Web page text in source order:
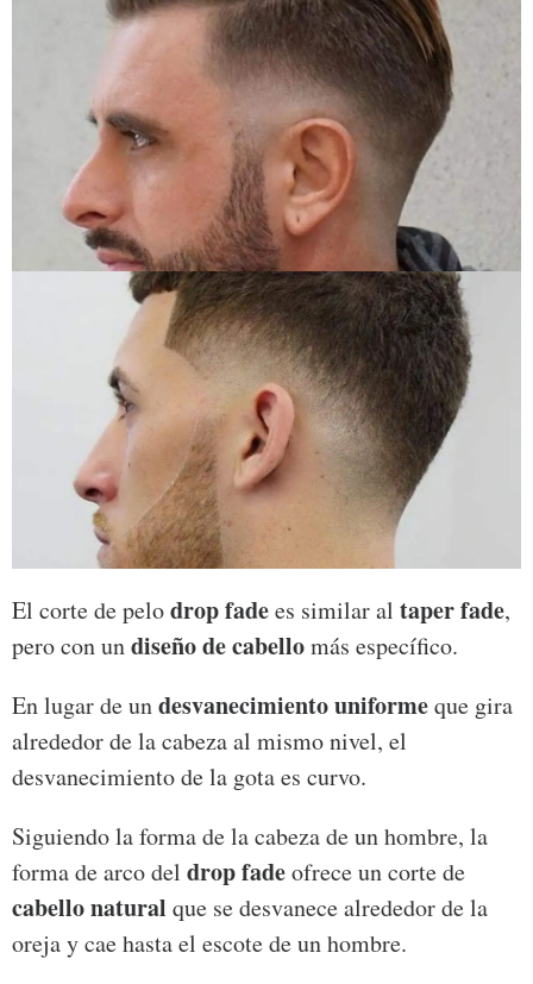
El corte de pelodrop fadees similar al taper fade,
pero con undiseño de cabellomás específico.
En lugar de undesvanecimiento uniformeque gira
alrededor de la cabeza al mismo nivel, el
desvanecimiento de la gota es curvo.
Siguiendo la forma de la cabeza de un hombre, la
forma de arco del drop fadeofrece un corte de
cabello natural que se desvanece alrededor de la
oreja y cae hasta el escote de un hombre.